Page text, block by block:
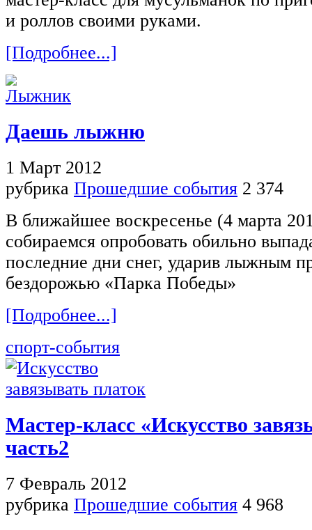
и роллов своими руками.
[Подробнее...]
Даешь лыжню
1 Март 2012
рубрика Прошедшие события 2 374
В ближайшее воскресенье (4 марта
собираемся опробовать обильно
последние дни снег, ударив лыжным
бездорожью «Парка Победы»
[Подробнее...]
спорт-события
Мастер-класс «Искусство
часть2
7 Февраль 2012
рубрика Прошедшие события 4 968